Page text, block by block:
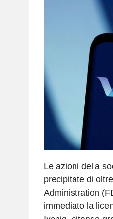
Le azioni della
precipitate di
Administration
immediato la